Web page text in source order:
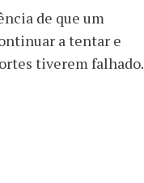
de que um
a tentar e
tiverem falhado.